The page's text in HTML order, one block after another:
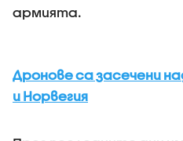
армията.
Дронове са засечени
и Норвегия